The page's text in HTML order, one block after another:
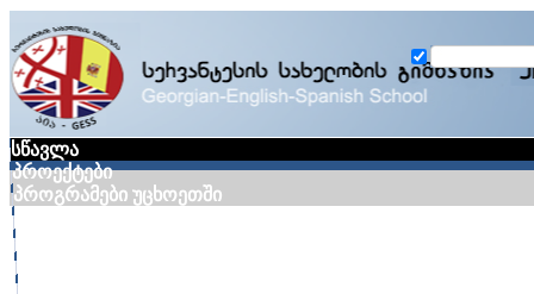
სწავლა
პროექტები
პროგრამები უცხოეთში